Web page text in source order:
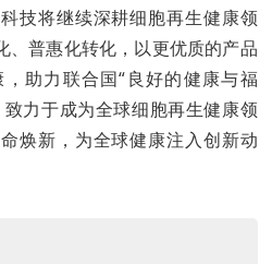
技将继续深耕细胞再生健康领
、普惠化转化，以更优质的产品
助力联合国“良好的健康与福
力于成为全球细胞再生健康领
焕新，为全球健康注入创新动